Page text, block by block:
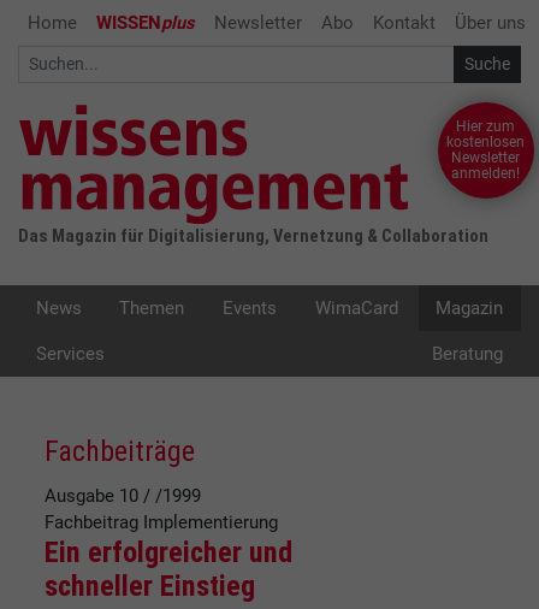
Home WISSENplus Newsletter Abo Kontakt Über uns
Das Magazin für Digitalisierung, Vernetzung & Collaboration
Hier zum
kostenlosen
Newsletter
anmelden!
News Themen Events WimaCard Magazin
Services Beratung
Fachbeiträge
Ausgabe 10 / /1999
Fachbeitrag Implementierung
Ein erfolgreicher und
schneller Einstieg